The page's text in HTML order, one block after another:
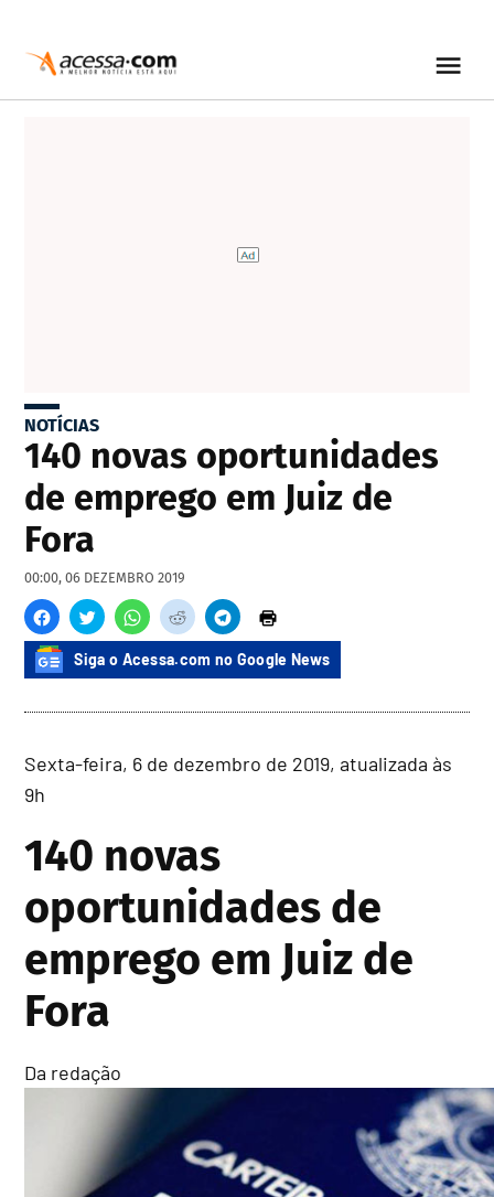
NOTÍCIAS
140 novas oportunidades
de emprego em Juiz de
Fora
00:00, 06 DEZEMBRO 2019
Siga o Acessa.com no Google News
Sexta-feira, 6 de dezembro de 2019, atualizada às
9h
140 novas
oportunidades de
emprego em Juiz de
Fora
Da redação